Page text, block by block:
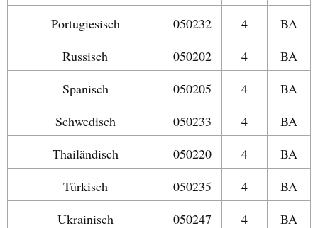
Portugiesisch
050232 4
BA
Russisch
050202 4
BA
Spanisch
050205 4
BA
Schwedisch
050233 4
BA
Thailändisch
050220 4
BA
Türkisch
050235 4
BA
Ukrainisch
050247 4
BA